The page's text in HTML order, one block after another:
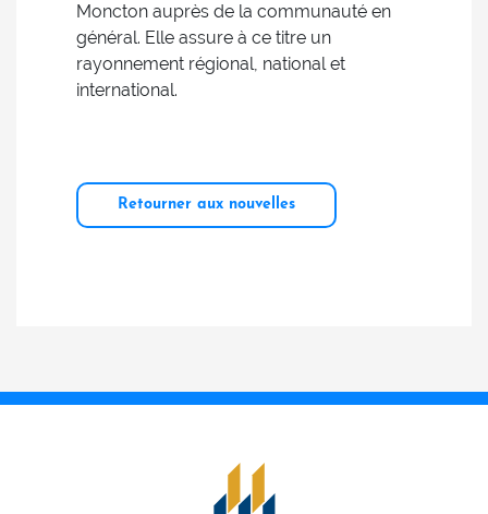
Moncton auprès de la communauté en
général. Elle assure à ce titre un
rayonnement régional, national et
international.
Retourner aux nouvelles